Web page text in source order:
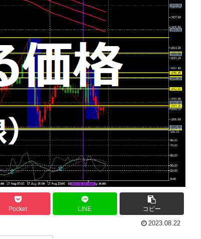
Pocket LINE コピー
2023.08.22